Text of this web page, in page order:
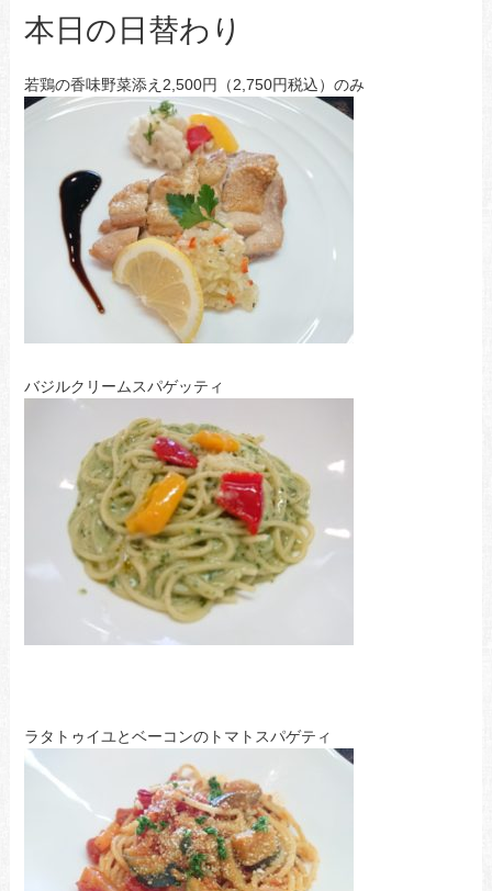
本日の日替わり
若鶏の香味野菜添え2,500円（2,750円税込）のみ
バジルクリームスパゲッティ
ラタトゥイユとベーコンのトマトスパゲティ